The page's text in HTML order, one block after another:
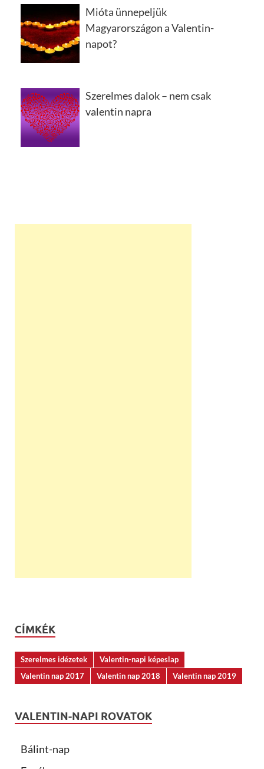
Mióta ünnepeljük
Magyarországon a Valentin-
napot?
Szerelmes dalok – nem csak
valentin napra
CÍMKÉK
Szerelmes idézetek
Valentin-napi képeslap
Valentin nap 2017
Valentin nap 2018 Valentin nap 2019
VALENTIN-NAPI ROVATOK
Bálint-nap